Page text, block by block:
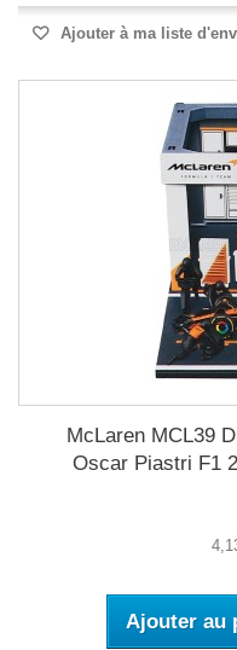
Ajouter à ma liste
McLaren MCL39
Oscar Piastri F1
Ajouter au